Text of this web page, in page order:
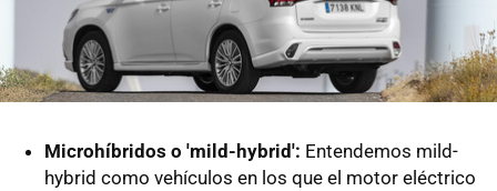
Microhíbridos o 'mild-hybrid': Entendemos mild-
hybrid como vehículos en los que el motor eléctrico